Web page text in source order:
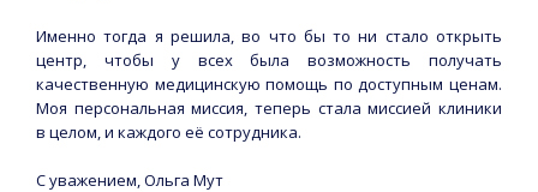
Именно тогда я решила, во что бы то ни стало открыть
центр, чтобы у всех была возможность получать
качественную медицинскую помощь по доступным ценам.
Моя персональная миссия, теперь стала миссией клиники
в целом, и каждого её сотрудника.
С уважением, Ольга Мут